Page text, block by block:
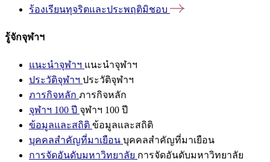
ร้องเรียนทุจริตและประพฤติมิชอบ
รู้จักจุฬาฯ
แนะนำจุฬาฯ แนะนำจุฬาฯ
ประวัติจุฬาฯ ประวัติจุฬาฯ
ภารกิจหลัก ภารกิจหลัก
จุฬาฯ 100 ปี จุฬาฯ 100 ปี
ข้อมูลและสถิติ ข้อมูลและสถิติ
บุคคลสำคัญที่มาเยือน บุคคลสำคัญที่มาเยือน
การจัดอันดับมหาวิทยาลัย การจัดอันดับมหาวิทยาลัย